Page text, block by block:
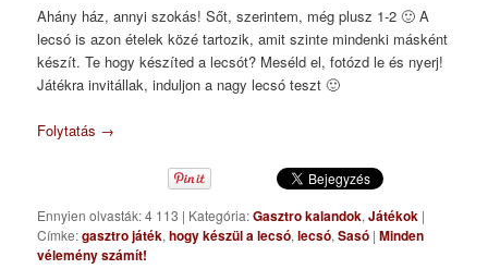
Ahány ház, annyi szokás! Sőt, szerintem, még plusz 1-2 🙂 A
lecsó is azon ételek közé tartozik, amit szinte mindenki másként
készít. Te hogy készíted a lecsót? Meséld el, fotózd le és nyerj!
Játékra invitállak, induljon a nagy lecsó teszt 🙂
Folytatás →
Ennyien olvasták: 4 113 | Kategória:Gasztro kalandok,Játékok |
Címke:gasztro játék,hogy készül a lecsó,lecsó,Sasó |Minden
vélemény számít!